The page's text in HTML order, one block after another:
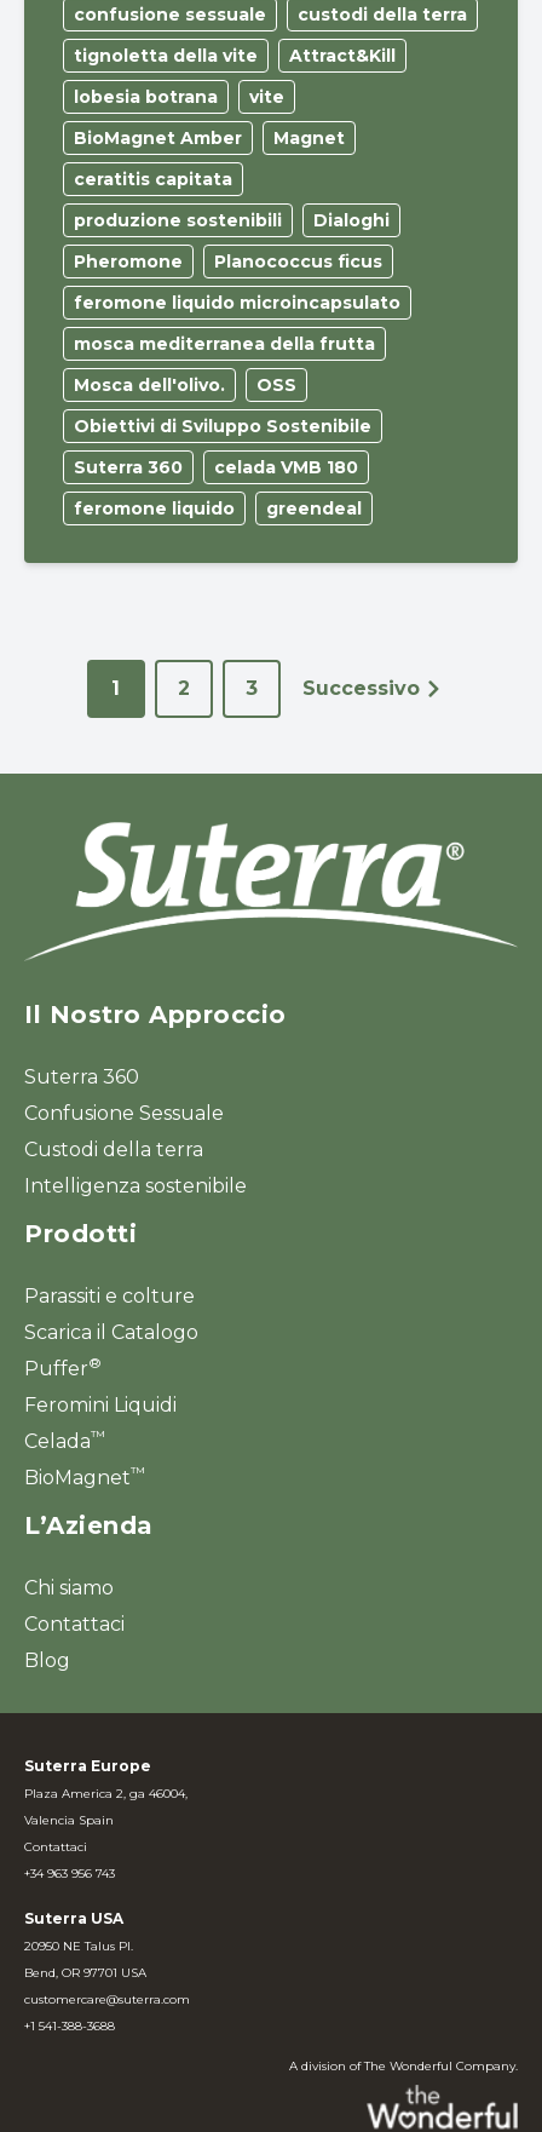
confusione sessuale
custodi della terra
tignoletta della vite
Attract&Kill
lobesia botrana
vite
BioMagnet Amber
Magnet
ceratitis capitata
produzione sostenibili
Dialoghi
Pheromone
Planococcus ficus
feromone liquido microincapsulato
mosca mediterranea della frutta
Mosca dell'olivo.
OSS
Obiettivi di Sviluppo Sostenibile
Suterra 360
celada VMB 180
feromone liquido
greendeal
1 2 3 Successivo
Il Nostro Approccio
Suterra 360
Confusione Sessuale
Custodi della terra
Intelligenza sostenibile
Prodotti
Parassiti e colture
Scarica il Catalogo
Puffer®
Feromini Liquidi
Celada™
BioMagnet™
L’Azienda
Chi siamo
Contattaci
Blog
Suterra Europe
Plaza America 2, ga 46004,
Valencia Spain
Contattaci
+34 963 956 743
Suterra USA
20950 NE Talus Pl.
Bend, OR 97701 USA
customercare@suterra.com
+1 541-388-3688
A division of The Wonderful Company.